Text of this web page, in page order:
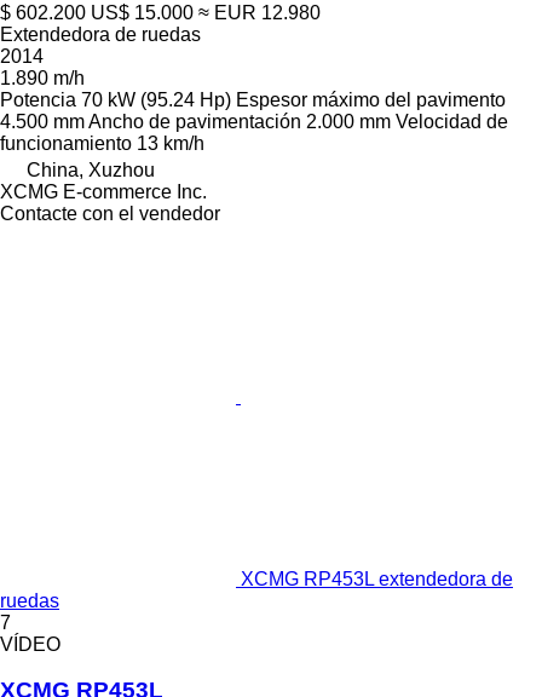
$ 602.200 US$ 15.000 ≈ EUR 12.980
Extendedora de ruedas
2014
1.890 m/h
Potencia 70 kW (95.24 Hp) Espesor máximo del pavimento
4.500 mmAncho de pavimentación 2.000 mm Velocidad de
funcionamiento 13 km/h
China, Xuzhou
XCMG E-commerce Inc.
Contacte con el vendedor
XCMG RP453L extendedora de
ruedas
7
VÍDEO
XCMG RP453L